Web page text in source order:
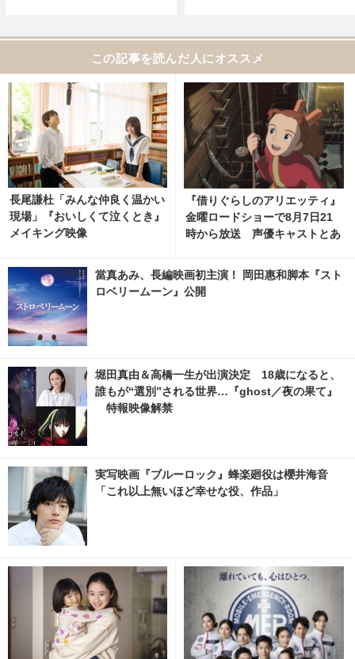
この記事を読んだ人にオススメ
長尾謙杜「みんな仲良く温かい
現場」『おいしくて泣くとき』
メイキング映像
『借りぐらしのアリエッティ』
金曜ロードショーで8月7日21
時から放送 声優キャストとあ
當真あみ、長編映画初主演！ 岡田惠和脚本『スト
ロベリームーン』公開
堀田真由＆高橋一生が出演決定 18歳になると、
誰もが“選別”される世界…『ghost／夜の果て』
特報映像解禁
実写映画『ブルーロック』蜂楽廻役は櫻井海音
「これ以上無いほど幸せな役、作品」